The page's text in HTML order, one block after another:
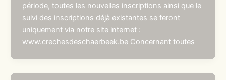
période, toutes les nouvelles inscriptions ainsi que le
suivi des inscriptions déjà existantes se feront
uniquement via notre site internet :
www.crechesdeschaerbeek.be Concernant toutes